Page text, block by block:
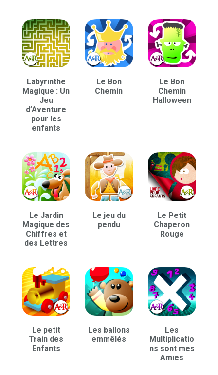
Labyrinthe
Magique : Un
Jeu
d’Aventure
pour les
enfants
Le Bon
Chemin
Le Bon
Chemin
Halloween
Le Jardin
Magique des
Chiffres et
des Lettres
Le jeu du
pendu
Le Petit
Chaperon
Rouge
Le petit
Train des
Enfants
Les ballons
emmêlés
Les
Multiplicatio
ns sont mes
Amies